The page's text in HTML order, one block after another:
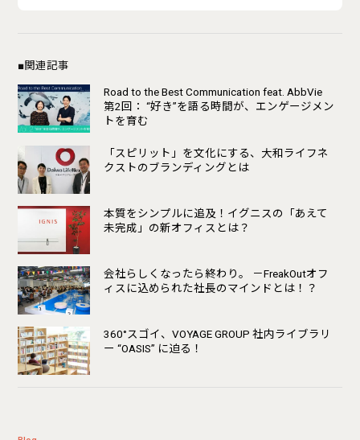
■関連記事
Road to the Best Communication feat. AbbVie
第2回： “好き”を語る時間が、エンゲージメン
トを育む
「スピリット」を文化にする、大和ライフネ
クストのブランディングとは
本質をシンプルに追及！イグニスの「あえて
未完成」の新オフィスとは？
会社らしくなったら終わり。 －FreakOutオフ
ィスに込められた社長のマインドとは！？
360°スゴイ、VOYAGE GROUP 社内ライブラリ
ー “OASIS” に迫る！